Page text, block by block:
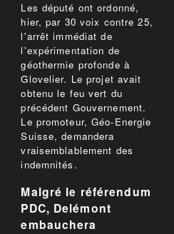
Les député ont ordonné,
hier, par 30 voix contre 25,
l'arrêt immédiat de
l'expérimentation de
géothermie profonde à
Glovelier. Le projet avait
obtenu le feu vert du
précédent Gouvernement.
Le promoteur, Géo-Energie
Suisse, demandera
vraisemblablement des
indemnités.
Malgré le référendum
PDC, Delémont
embauchera